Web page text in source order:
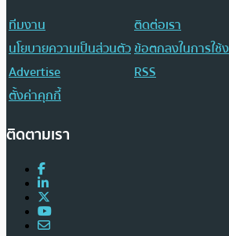
ทีมงาน
ติดต่อเรา
นโยบายความเป็นส่วนตัวข้อตกลงในการใช้
Advertise
RSS
ตั้งค่าคุกกี้
ติดตามเรา